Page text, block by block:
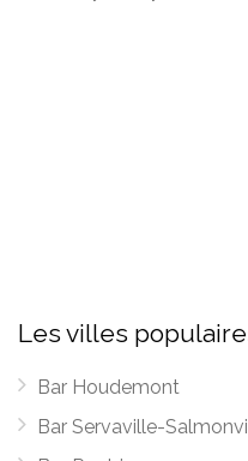
Les villes
Bar Houdemont
Bar Servaville-